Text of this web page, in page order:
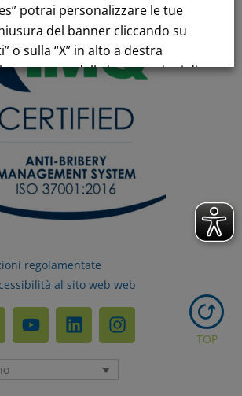
regolamentate
al sito web web
TOP
potrai personalizzare le tue
del banner cliccando su
o sulla “X” in alto a destra
permanere delle impostazioni di
continuazione della navigazione
di cookie o altri strumenti di
diversi da quelli tecnici.
informazioni consulta la
sui dati personali e cookie
TUOI COOKIES